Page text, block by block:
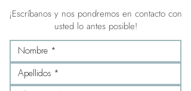
¡Escríbanos y nos pondremos en contacto con
usted lo antes posible!